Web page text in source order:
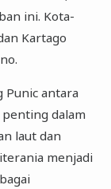
ini. Kota-
Kartago
Punic antara
dalam
laut dan
menjadi